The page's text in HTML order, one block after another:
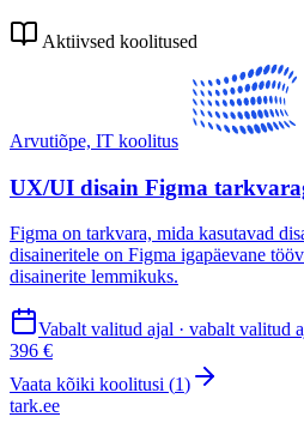
Aktiivsed koolitused
Arvutiõpe, IT koolitus
UX/UI disain Figma
Figma on tarkvara, mida kasutavad
disaineritele on Figma igapäevane
disainerite lemmikuks.
Vabalt valitud ajal · vabalt valitud
396 €
Vaata kõiki koolitusi (1)
tark.ee